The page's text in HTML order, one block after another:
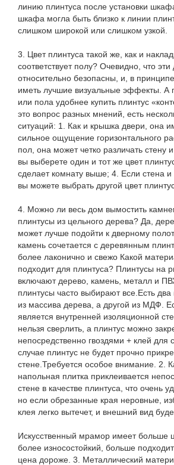
линию плинтуса после установки
шкафа могла быть близко к линии
слишком широкой или слишком узкой.
3. Цвет плинтуса такой же, как и
соответствует полу? Очевидно, что эти
относительно безопасны, и, в
иметь лучшие визуальные эффекты. А
или пола удобнее купить плинтус
это вопрос разных мнений, есть
ситуаций: 1. Как и крышка двери, она
сильное ощущение горизонтального
пол, она может четко различать стену
вы выберете один и тот же цвет
сделает комнату выше; 4. Если стена и
вы можете выбрать другой цвет
4. Можно ли весь дом вымостить
плинтусы из цельного дерева? Да,
может лучше подойти к дверному
камень сочетается с деревянным
более лаконично и свежо Какой
подходит для плинтуса? Плинтусы на
включают дерево, камень, металл и
плинтусы часто выбирают все.Есть
из массива дерева, а другой из МДФ.
является внутренней изоляционной
нельзя сверлить, а плинтус можно
непосредственно гвоздями + клей для
случае плинтус не будет прочно
стене.Требуется особое внимание. 2.
напольная плитка приклеивается
стене в качестве плинтуса, что очень
но если обрезанные края неровные,
клея легко вытечет, и внешний вид
Искусственный мрамор имеет больше
более износостойкий, больше
цена дороже. 3. Металлический